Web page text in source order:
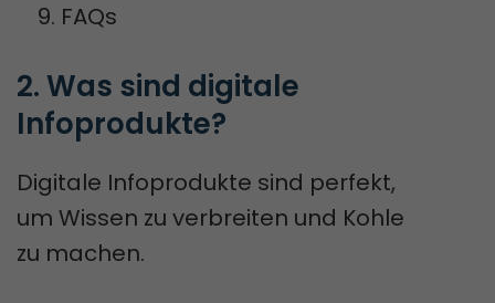
FAQs
2. Was sind digitale
Infoprodukte?
Digitale Infoprodukte sind perfekt,
um Wissen zu verbreiten und Kohle
zu machen.